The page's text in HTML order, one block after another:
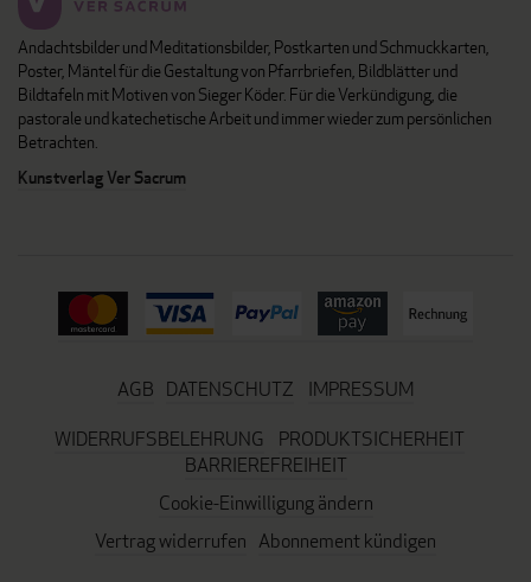
Andachtsbilder und Meditationsbilder, Postkarten und Schmuckkarten,
Poster, Mäntel für die Gestaltung von Pfarrbriefen, Bildblätter und
Bildtafeln mit Motiven von Sieger Köder. Für die Verkündigung, die
pastorale und katechetische Arbeit und immer wieder zum persönlichen
Betrachten.
Kunstverlag Ver Sacrum
AGB DATENSCHUTZ
IMPRESSUM
WIDERRUFSBELEHRUNG
PRODUKTSICHERHEIT
BARRIEREFREIHEIT
Cookie-Einwilligung ändern
Vertrag widerrufen Abonnement kündigen